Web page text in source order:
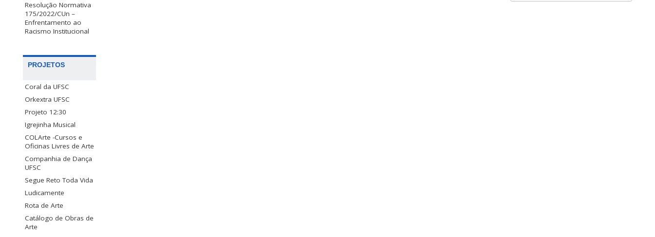
Resolução Normativa
175/2022/CUn –
Enfrentamento ao
Racismo Institucional
PROJETOS
Coral da UFSC
Orkextra UFSC
Projeto 12:30
Igrejinha Musical
COLArte -Cursos e
Oficinas Livres de Arte
Companhia de Dança
UFSC
Segue Reto Toda Vida
Ludicamente
Rota de Arte
Catálogo de Obras de
Arte